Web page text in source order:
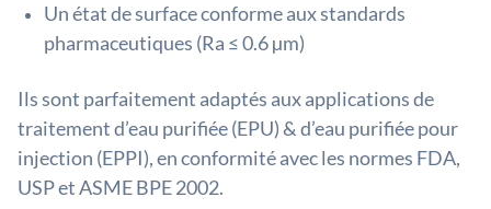
Un état de surface conforme aux standards
pharmaceutiques (Ra ≤ 0.6 µm)
Ils sont parfaitement adaptés aux applications de
traitement d’eau purifiée (EPU) & d’eau purifiée pour
injection (EPPI), en conformité avec les normes FDA,
USP et ASME BPE 2002.